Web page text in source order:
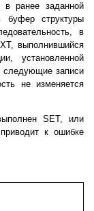
ранее заданной
буфер структуры
в
выполнившийся
установленной
следующие записи
не изменяется
SET, или
к ошибке